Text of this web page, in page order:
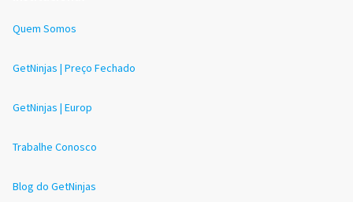
Quem Somos
GetNinjas | Preço Fechado
GetNinjas | Europ
Trabalhe Conosco
Blog do GetNinjas